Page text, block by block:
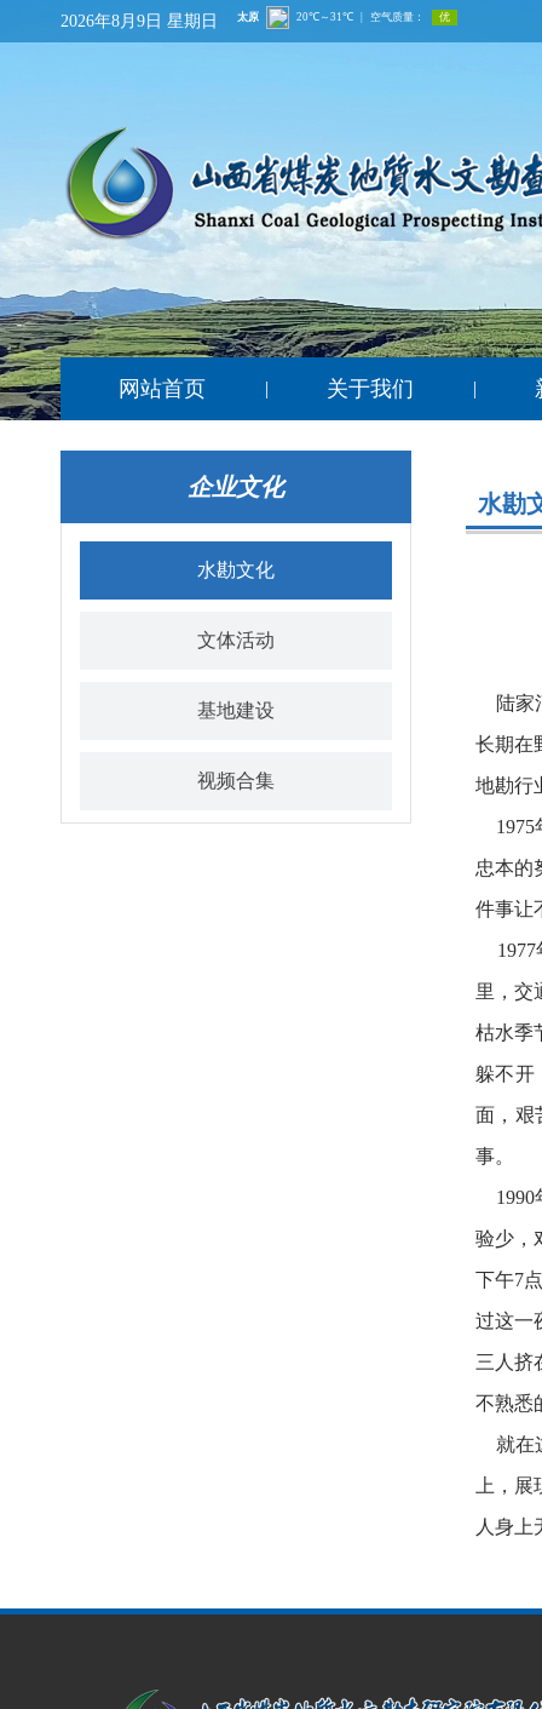
2026年8月9日 星期日
网站首页 | 关于我们 |
企业文化
水勘文化
文体活动
基地建设
视频合集
水勘
陆家
长期在
地勘行
1975
忠本的
件事让
1977
里，交
枯水季
躲不开
面，艰
事。
1990
验少，
下午7
过这一
三人挤
不熟悉
就在
上，
人身